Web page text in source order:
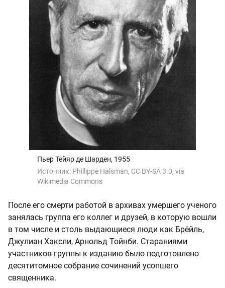
Пьер Тейяр де Шарден, 1955
Источник: Phillippe Halsman, CC BY-SA 3.0, via
Wikimedia Commons
После его смерти работой в архивах умершего ученого
занялась группа его коллег и друзей, в которую вошли
в том числе и столь выдающиеся люди как Брёйль,
Джулиан Хаксли, Арнольд Тойнби. Стараниями
участников группы к изданию было подготовлено
десятитомное собрание сочинений усопшего
священника.